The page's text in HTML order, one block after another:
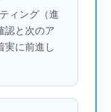
ィング（進
認と次のア
実に前進し